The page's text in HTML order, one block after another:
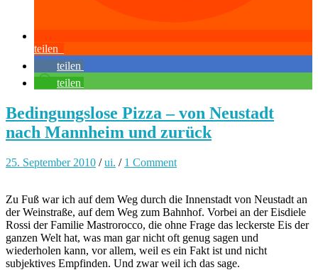
teilen
teilen
teilen
Bedingungslose Pizza – von Neustadt
nach Mannheim und zurück
25. September 2010 /ui. / 1 Comment
Zu Fuß war ich auf dem Weg durch die Innenstadt von Neustadt an
der Weinstraße, auf dem Weg zum Bahnhof. Vorbei an der Eisdiele
Rossi der Familie Mastrorocco, die ohne Frage das leckerste Eis der
ganzen Welt hat, was man gar nicht oft genug sagen und
wiederholen kann, vor allem, weil es ein Fakt ist und nicht
subjektives Empfinden. Und zwar weil ich das sage.